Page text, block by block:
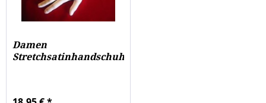
Damen
Stretchsatinhandschuhe,